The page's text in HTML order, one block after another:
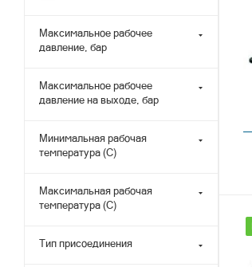
Максимальное рабочее
давление, бар
Максимальное рабочее
давление на выходе, бар
Минимальная рабочая
температура (С)
Максимальная рабочая
температура (С)
Тип присоединения